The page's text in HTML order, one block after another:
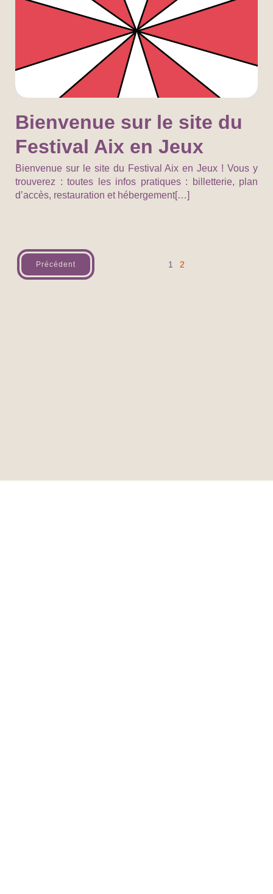
Bienvenue sur le site du
Festival Aix en Jeux
Bienvenue sur le site du Festival Aix en Jeux ! Vous y
trouverez : toutes les infos pratiques : billetterie, plan
d’accès, restauration et hébergement[…]
Précédent 1 2